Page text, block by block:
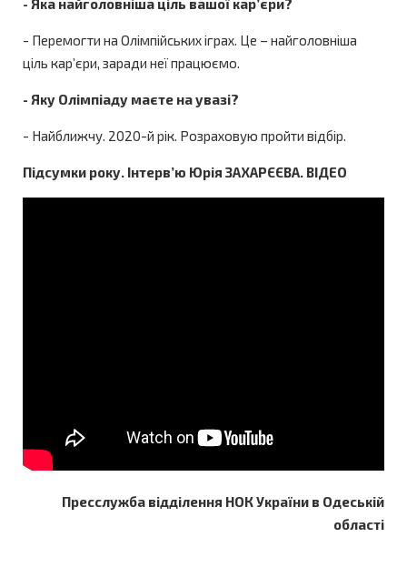
- Яка найголовніша ціль вашої кар’єри?
- Перемогти на Олімпійських іграх. Це – найголовніша
ціль кар’єри, заради неї працюємо.
- Яку Олімпіаду маєте на увазі?
- Найближчу. 2020-й рік. Розраховую пройти відбір.
Підсумки року. Інтерв’ю Юрія ЗАХАРЄЄВА. ВІДЕО
Пресслужба відділення НОК України в Одеській
області